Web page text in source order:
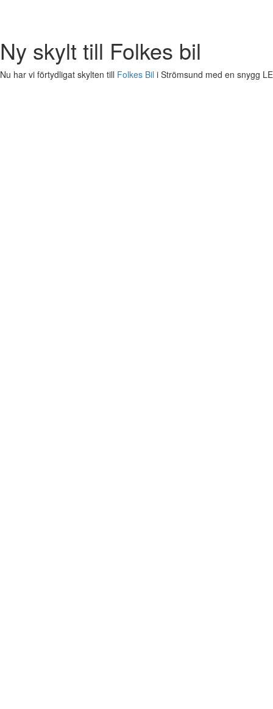
Ny skylt till Folkes bil
Nu har vi förtydligat skylten till Folkes Bil i Strömsund med en snygg